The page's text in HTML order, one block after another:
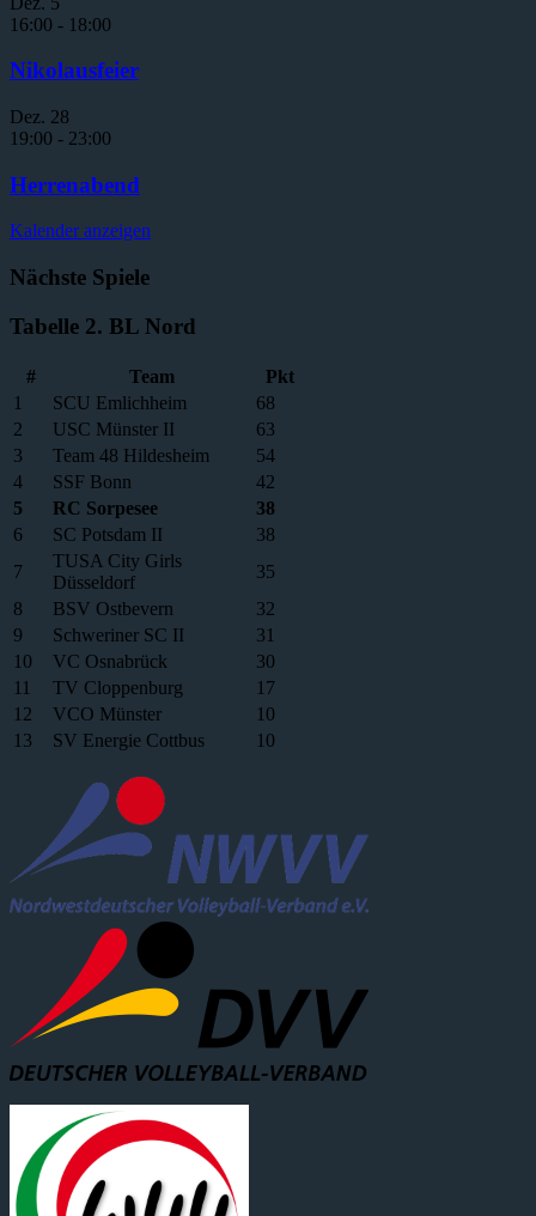
16:00 - 18:00
Nikolausfeier
Dez. 28
19:00 - 23:00
Herrenabend
Kalender anzeigen
Nächste Spiele
Tabelle 2. BL Nord
# Team
Pkt
1
SCU Emlichheim
68
2
USC Münster II
63
3
Team 48 Hildesheim
54
4
SSF Bonn
42
5
RC Sorpesee
38
6
SC Potsdam II
38
7
TUSA City Girls
Düsseldorf
35
8
BSV Ostbevern
32
9
Schweriner SC II
31
10
VC Osnabrück
30
11
TV Cloppenburg
17
12
VCO Münster
10
13
SV Energie Cottbus 10